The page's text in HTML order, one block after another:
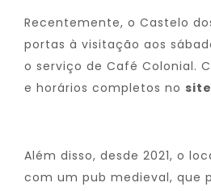
Recentemente, o Castelo
portas à visitação aos
o serviço de Café Colonial.
e horários completos no site
Além disso, desde 2021, o
com um pub medieval, que